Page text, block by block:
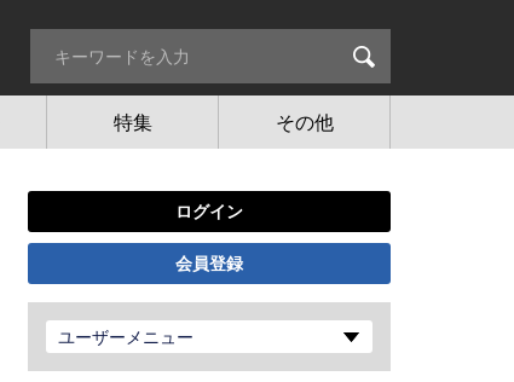
特集 その他
ログイン
会員登録
ユーザーメニュー